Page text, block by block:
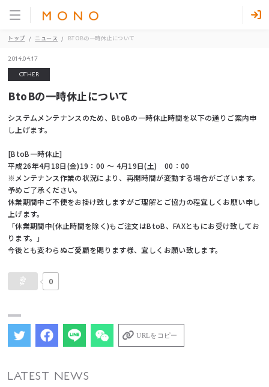
トップ ニュース BTOBの一時休止について
2014.04.17
OTHER
BtoBの一時休止について
システムメンテナンスのため、BtoBの一時休止時間を以下の通りご案内申
し上げます。
[BtoB一時休止]
平成26年4月18日(金)19：00 ～ 4月19日(土) 00：00
※メンテナンス作業の状況により、再開時間が変動する場合がございます。
予めご了承ください。
休業期間中ご不便をお掛け致しますがご理解とご協力の程宜しくお願い申し
上げます。
「休業期間中(休止時間を除く)もご注文はBtoB、FAXともにお受け致してお
ります。」
今後とも変わらぬご愛顧を賜ります様、宜しくお願い致します。
0
URLをコピー
LATEST NEWS